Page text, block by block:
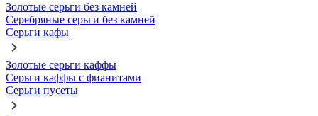
Золотые серьги без камней
Серебряные серьги без камней
Серьги кафы
Золотые серьги каффы
Серьги каффы с фианитами
Серьги пусеты